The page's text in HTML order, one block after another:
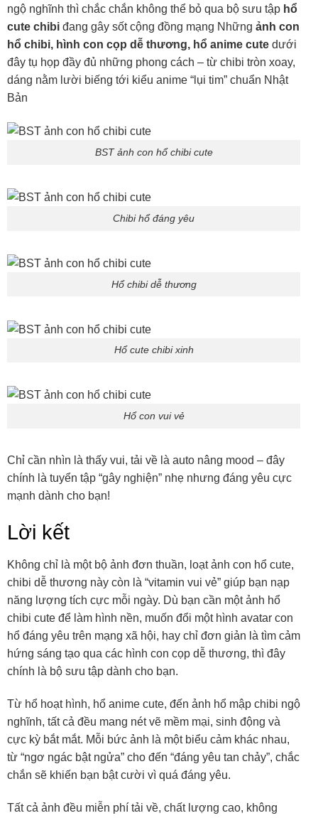
ngộ nghĩnh thì chắc chắn không thể bỏ qua bộ sưu tập hổ
cute chibi đang gây sốt cộng đồng mạng Những ảnh con
hổ chibi, hình con cọp dễ thương, hổ anime cute dưới
đây tụ họp đầy đủ những phong cách – từ chibi tròn xoay,
dáng nằm lười biếng tới kiểu anime “lụi tim” chuẩn Nhật
Bản
BST ảnh con hổ chibi cute
Chibi hổ đáng yêu
Hổ chibi dễ thương
Hổ cute chibi xinh
Hổ con vui vẻ
Chỉ cần nhìn là thấy vui, tải về là auto nâng mood – đây
chính là tuyển tập “gây nghiện” nhẹ nhưng đáng yêu cực
mạnh dành cho bạn!
Lời kết
Không chỉ là một bộ ảnh đơn thuần, loạt ảnh con hổ cute,
chibi dễ thương này còn là “vitamin vui vẻ” giúp bạn nạp
năng lượng tích cực mỗi ngày. Dù bạn cần một ảnh hổ
chibi cute để làm hình nền, muốn đổi một hình avatar con
hổ đáng yêu trên mạng xã hội, hay chỉ đơn giản là tìm cảm
hứng sáng tạo qua các hình con cọp dễ thương, thì đây
chính là bộ sưu tập dành cho bạn.
Từ hổ hoạt hình, hổ anime cute, đến ảnh hổ mập chibi ngộ
nghĩnh, tất cả đều mang nét vẽ mềm mại, sinh động và
cực kỳ bắt mắt. Mỗi bức ảnh là một biểu cảm khác nhau,
từ “ngơ ngác bật ngửa” cho đến “đáng yêu tan chảy”, chắc
chắn sẽ khiến bạn bật cười vì quá đáng yêu.
Tất cả ảnh đều miễn phí tải về, chất lượng cao, không